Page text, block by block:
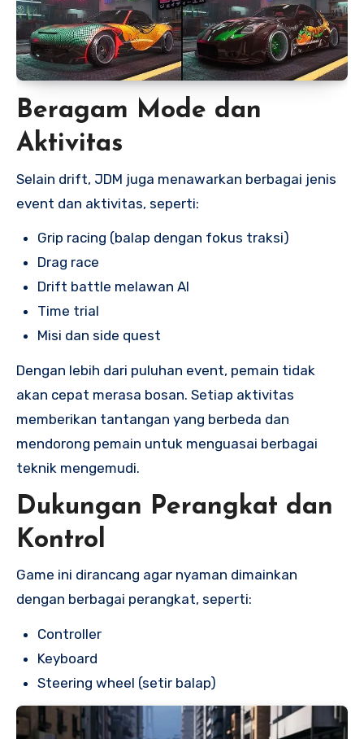
Beragam Mode dan
Aktivitas
Selain drift, JDM juga menawarkan berbagai jenis
event dan aktivitas, seperti:
Grip racing (balap dengan fokus traksi)
Drag race
Drift battle melawan AI
Time trial
Misi dan side quest
Dengan lebih dari puluhan event, pemain tidak
akan cepat merasa bosan. Setiap aktivitas
memberikan tantangan yang berbeda dan
mendorong pemain untuk menguasai berbagai
teknik mengemudi.
Dukungan Perangkat dan
Kontrol
Game ini dirancang agar nyaman dimainkan
dengan berbagai perangkat, seperti:
Controller
Keyboard
Steering wheel (setir balap)